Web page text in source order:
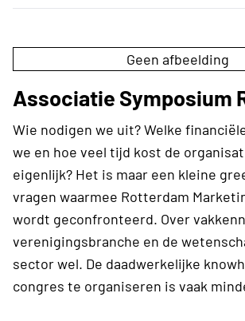
Geen afbeelding
Associatie Symposium
Wie nodigen we uit? Welke
we en hoe veel tijd kost de
eigenlijk? Het is maar een kleine
vragen waarmee Rotterdam
wordt geconfronteerd. Over
verenigingsbranche en de
sector wel. De daadwerkelijke
congres te organiseren is vaak